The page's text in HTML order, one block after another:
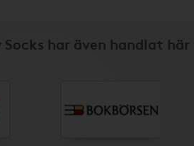
har även handlat här